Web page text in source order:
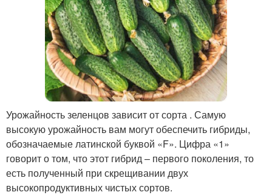
Урожайность зеленцов зависит от сорта . Самую
высокую урожайность вам могут обеспечить гибриды,
обозначаемые латинской буквой «F». Цифра «1»
говорит о том, что этот гибрид – первого поколения, то
есть полученный при скрещивании двух
высокопродуктивных чистых сортов.